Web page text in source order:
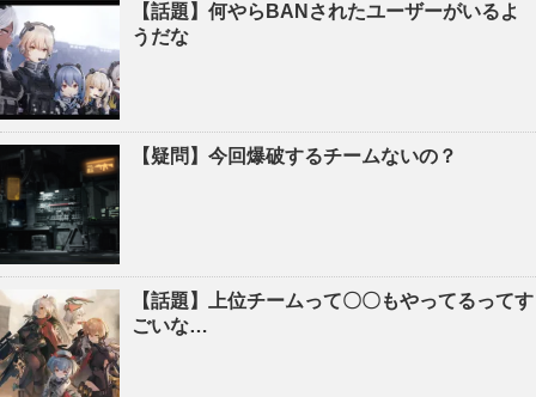
【話題】何やらBANされたユーザーがいるよ
うだな
【疑問】今回爆破するチームないの？
【話題】上位チームって〇〇もやってるってす
ごいな…